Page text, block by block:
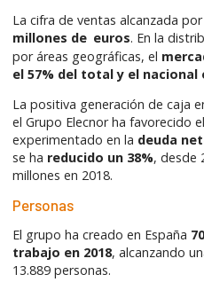
La cifra de ventas alcanzada
millones de euros. En la
por áreas geográficas, el
el 57% del total y el nacional
La positiva generación de caja
el Grupo Elecnor ha favorecido
experimentado en la deuda
se ha reducido un 38%, desde
millones en 2018.
Personas
El grupo ha creado en España
trabajo en 2018, alcanzando
13.889 personas.